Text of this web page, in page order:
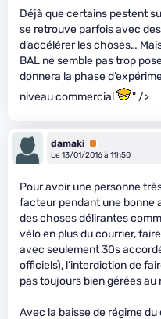
Déjà que certains pestent
se retrouve parfois avec
d’accélérer les choses…
BAL ne semble pas trop
donnera la phase
niveau commercial
" />
damaki Premium
Le 13/01/2016 à 11h50
Pour avoir une personne
facteur pendant une bonne
des choses délirantes
vélo en plus du courrier,
avec seulement 30s
officiels), l’interdiction de
pas toujours bien gérées au
Avec la baisse de régime